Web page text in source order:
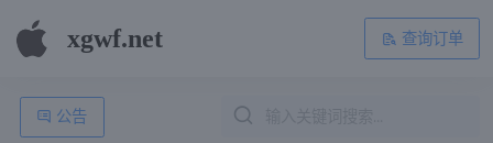
xgwf.net 查询订单
公告